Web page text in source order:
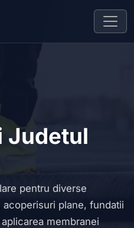
Judetul
pentru diverse
plane, fundatii
membranei